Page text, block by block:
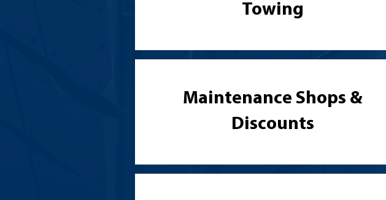
Towing
Maintenance Shops &
Discounts